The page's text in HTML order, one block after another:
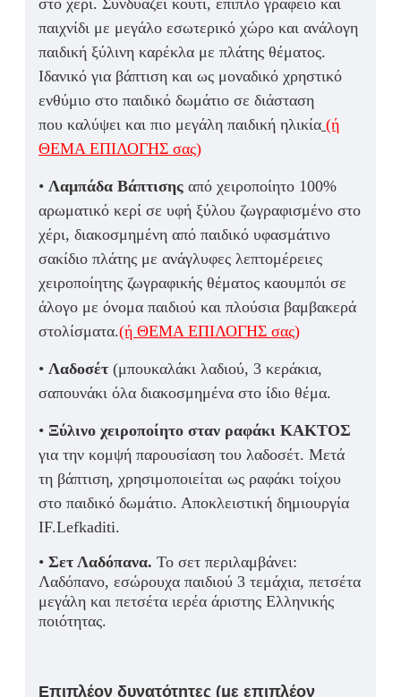
στο χέρι. Συνδυάζει κουτί, έπιπλο γραφείο και
παιχνίδι με μεγάλο εσωτερικό χώρο και ανάλογη
παιδική ξύλινη καρέκλα με πλάτης θέματος.
Ιδανικό για βάπτιση και ως μοναδικό χρηστικό
ενθύμιο στο παιδικό δωμάτιο σε διάσταση
που καλύψει και πιο μεγάλη παιδική ηλικία (ή
ΘΕΜΑ ΕΠΙΛΟΓΗΣ σας)
• Λαμπάδα Βάπτισης από χειροποίητο 100%
αρωματικό κερί σε υφή ξύλου ζωγραφισμένο στο
χέρι, διακοσμημένη από παιδικό υφασμάτινο
σακίδιο πλάτης με ανάγλυφες λεπτομέρειες
χειροποίητης ζωγραφικής θέματος καουμπόι σε
άλογο με όνομα παιδιού και πλούσια βαμβακερά
στολίσματα.(ή ΘΕΜΑ ΕΠΙΛΟΓΗΣ σας)
• Λαδοσέτ (μπουκαλάκι λαδιού, 3 κεράκια,
σαπουνάκι όλα διακοσμημένα στο ίδιο θέμα.
• Ξύλινο χειροποίητο σταν ραφάκι ΚΑΚΤΟΣ
για την κομψή παρουσίαση του λαδοσέτ. Μετά
τη βάπτιση, χρησιμοποιείται ως ραφάκι τοίχου
στο παιδικό δωμάτιο. Αποκλειστική δημιουργία
IF.Lefkaditi.
• Σετ Λαδόπανα. Το σετ περιλαμβάνει:
Λαδόπανο, εσώρουχα παιδιού 3 τεμάχια, πετσέτα
μεγάλη και πετσέτα ιερέα άριστης Ελληνικής
ποιότητας.
Επιπλέον δυνατότητες (με επιπλέον